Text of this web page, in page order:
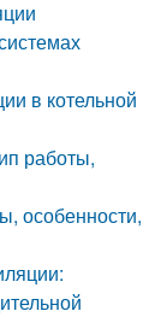
в котельной
работы,
особенности,